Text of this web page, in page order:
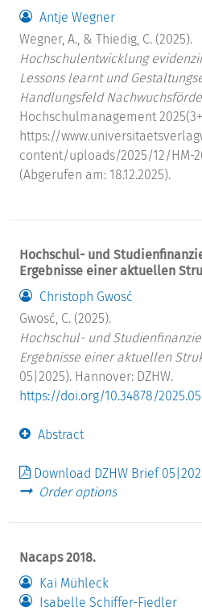
Antje Wegner
Wegner, A., & Thiedig, C. (2025).
Hochschulentwicklung
Lessons learnt und
Handlungsfeld
Hochschulmanagement
https://
content/uploads/2025/12/HM-
(Abgerufen am: 18.12.2025).
Hochschul- und
Ergebnisse einer aktuellen
Christoph Gwosć
Gwosć, C. (2025).
Hochschul- und
Ergebnisse einer aktuellen
05|2025). Hannover: DZHW.
https://doi.org/10.34878/
Abstract
Download DZHW Brief
Order options
Nacaps 2018.
Kai Mühleck
Isabelle Schiffer-Fiedler